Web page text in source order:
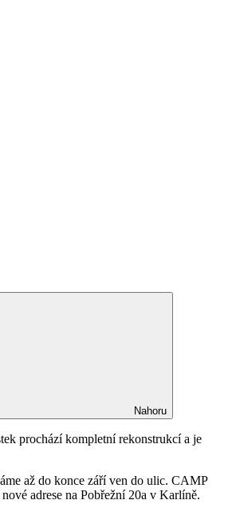
Nahoru
prochází kompletní rekonstrukcí a je
až do konce září ven do ulic. CAMP
adrese na Pobřežní 20a v Karlíně.